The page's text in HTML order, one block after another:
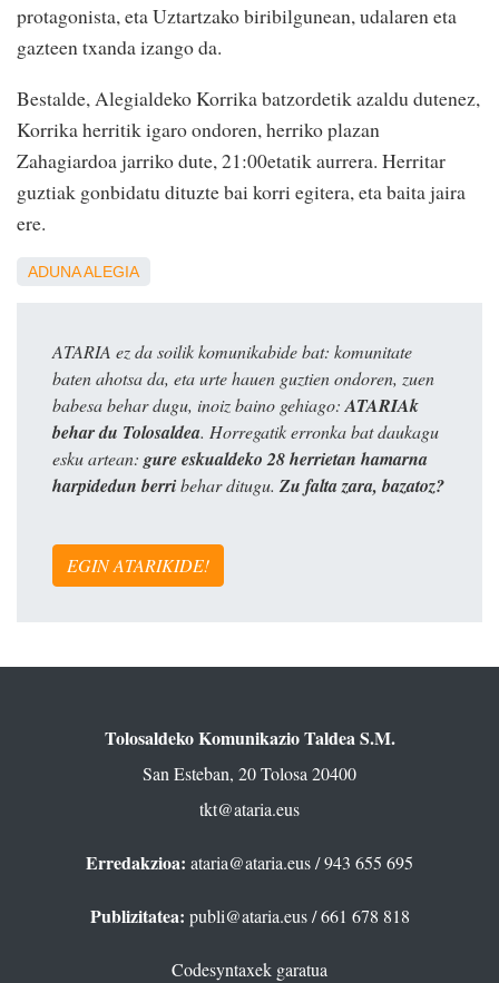
protagonista, eta Uztartzako biribilgunean, udalaren eta
gazteen txanda izango da.
Bestalde, Alegialdeko Korrika batzordetik azaldu dutenez,
Korrika herritik igaro ondoren, herriko plazan
Zahagiardoa jarriko dute, 21:00etatik aurrera. Herritar
guztiak gonbidatu dituzte bai korri egitera, eta baita jaira
ere.
ADUNAALEGIA
ATARIA ez da soilik komunikabide bat: komunitate
baten ahotsa da, eta urte hauen guztien ondoren, zuen
babesa behar dugu, inoiz baino gehiago: ATARIAk
behar du Tolosaldea. Horregatik erronka bat daukagu
esku artean: gure eskualdeko 28 herrietan hamarna
harpidedun berribehar ditugu. Zu falta zara, bazatoz?
EGIN ATARIKIDE!
Tolosaldeko Komunikazio Taldea S.M.
San Esteban, 20 Tolosa 20400
tkt@ataria.eus
Erredakzioa: ataria@ataria.eus/ 943 655 695
Publizitatea: publi@ataria.eus/ 661 678 818
Codesyntaxek garatua